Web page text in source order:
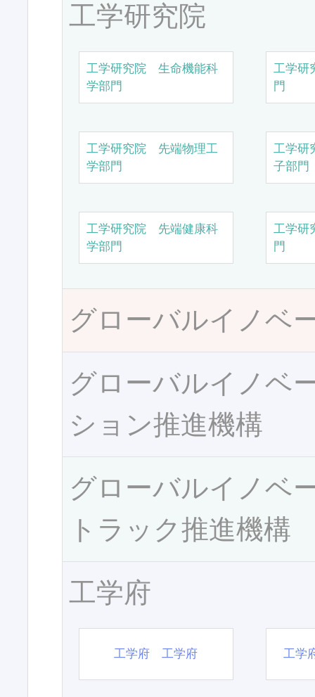
工学研究院
工学研究院 生命機能科
学部門
工学研
門
工学研究院 先端物理工
学部門
工学研
子部門
工学研究院 先端健康科
学部門
工学研
門
グローバルイノベ
グローバルイノベ
ション推進機構
グローバルイノベ
トラック推進機構
工学府
工学府 工学府 工学